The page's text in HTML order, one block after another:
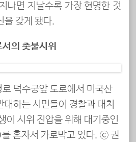
나면 지날수록 가장 현명한 것
을 갖게 됐다.
의 촛불시위
덕수궁앞 도로에서 미국산
하는 시민들이 경찰과 대치
이 시위 진압을 위해 대기중인
혼자서 가로막고 있다. ⓒ 권